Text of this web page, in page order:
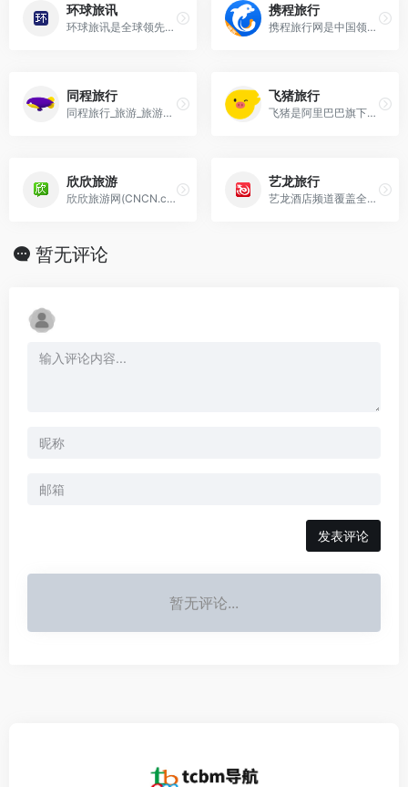
环球旅讯
环球旅讯是全球领先的旅游财经和科技内容平台，以独立的态度，关注影响旅游业发展的新趋势、新模式和新科技。
携程旅行
携程旅行网是中国领先的在线旅行服务公司，向超过9000万会员提供酒店预订、酒店点评及特价酒店查询、机票预订、飞机票查询、时刻表、票价查询、航班查询、度假预订、商
同程旅行
同程旅行_旅游_旅游线路_旅行_出国旅游_自驾游_周边游_旅游网站
飞猪旅行
飞猪是阿里巴巴旗下的综合性旅游出行服务平台。飞猪整合数千家机票代理商、航空公司、旅行社、旅行代理商资源，直签酒店，客栈卖家等为广大旅游者提供特价机票，酒店预订，
欣欣旅游
欣欣旅游网(CNCN.com)中国在线旅游超市为您提供100多万条旅游线路、门票、签证、酒店等预订服务…为您量身定制不一样的旅行…更新时间:24-07-10 1
艺龙旅行
艺龙酒店频道覆盖全球110万家酒店，为您提供优质的入住体验，7*24h全天客服，帮您解决所有问题，您可以通过对比实时价格,查看酒店真实照片,浏览用户真实点评等多
暂无评论
发表评论
暂无评论...